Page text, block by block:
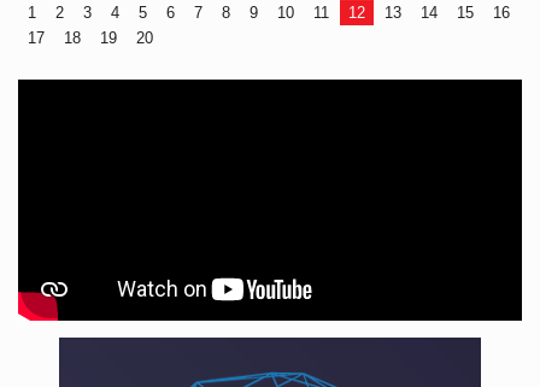
1 2 3 4 5 6 7 8 9 10 11 12 13 14 15
16
17
18 19 20